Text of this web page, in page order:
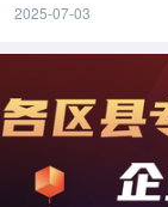
2025-07-03